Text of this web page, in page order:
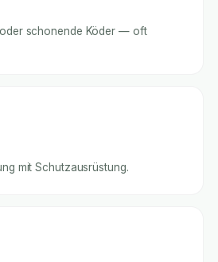
schonende Köder — oft
mit Schutzausrüstung.